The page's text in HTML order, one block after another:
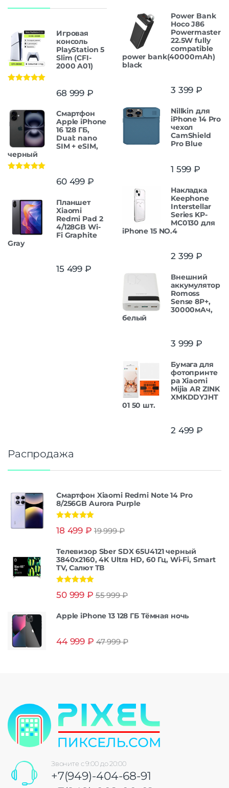
Игровая
консоль
PlayStation 5
Slim (CFI-
2000 A01)
68 999 ₽
Смартфон
Apple iPhone
16 128 ГБ,
Dual: nano
SIM + eSIM,
черный
60 499 ₽
Планшет
Xiaomi
Redmi Pad 2
4/128GB Wi-
Fi Graphite
Gray
15 499 ₽
Power Bank
Hoco J86
Powermaster
22.5W fully
compatible
power bank(40000mAh)
black
3 399 ₽
Nillkin для
iPhone 14 Pro
чехол
CamShield
Pro Blue
1 599 ₽
Накладка
Keephone
Interstellar
Series KP-
MC0130 для
iPhone 15 NO.4
2 399 ₽
Внешний
аккумулятор
Romoss
Sense 8P+,
30000мAч,
белый
3 999 ₽
Бумага для
фотопринте
ра Xiaomi
Mijia AR ZINK
XMKDDYJHT
01 50 шт.
2 499 ₽
Распродажа
Смартфон Xiaomi Redmi Note 14 Pro
8/256GB Aurora Purple
из 5
18 499 ₽ 19 999₽
Телевизор Sber SDX 65U4121 черный
3840x2160, 4K Ultra HD, 60 Гц, Wi-Fi, Smart
TV, Салют ТВ
из 5
50 999 ₽ 55 999₽
Apple iPhone 13 128 ГБ Тёмная ночь
44 999 ₽ 47 999₽
Звоните с 9:00 до 20:00
+7(949)-404-68-91